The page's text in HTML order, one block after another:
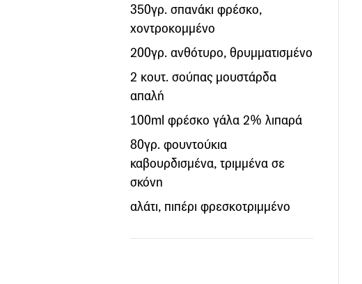
350γρ. σπανάκι φρέσκο,
χοντροκομμένο
200γρ. ανθότυρο, θρυμματισμένο
2 κουτ. σούπας μουστάρδα
απαλή
100ml φρέσκο γάλα 2% λιπαρά
80γρ. φουντούκια
καβουρδισμένα, τριμμένα σε
σκόνη
αλάτι, πιπέρι φρεσκοτριμμένο